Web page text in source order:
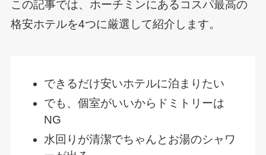
この記事では、ホーチミンにあるコスパ最高の
格安ホテルを4つに厳選して紹介します。
できるだけ安いホテルに泊まりたい
でも、個室がいいからドミトリーは
NG
水回りが清潔でちゃんとお湯のシャワ